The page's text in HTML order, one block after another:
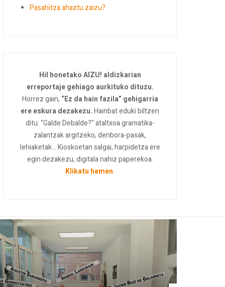
Pasahitza ahaztu zaizu?
Hil honetako AIZU! aldizkarian
erreportaje gehiago aurkituko dituzu.
Horrez gain, “Ez da hain fazila” gehigarria
ere eskura dezakezu.Hainbat eduki biltzen
ditu: "Galde Debalde?" ataltxoa gramatika-
zalantzak argitzeko, denbora-pasak,
lehiaketak... Kioskoetan salgai, harpidetza ere
egin dezakezu, digitala nahiz paperekoa.
Klikatu hemen.